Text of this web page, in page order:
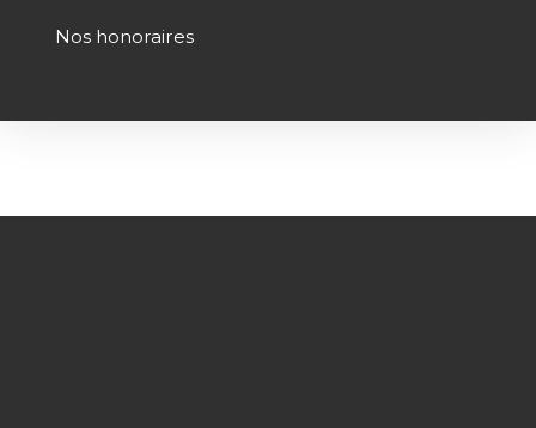
Nos honoraires